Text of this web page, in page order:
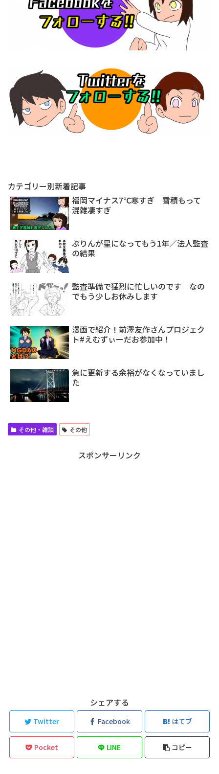
カテゴリー別新着記事
福岡マイナス7℃寒すぎ 雪積もって
混雑凄すぎ
ぷりんが星になってもう1年／法人監査
の結果
監査準備で猛烈に忙しいのです なの
でもう少しお休みします
漫画で紹介！前澤友作さんプロジェク
ト#えむずぃーだお参加中！
急に更新する余裕がなくなっていまし
た
その他・雑談 その他
スポンサーリンク
シェアする
Twitter Facebook はてブ
Pocket LINE コピー